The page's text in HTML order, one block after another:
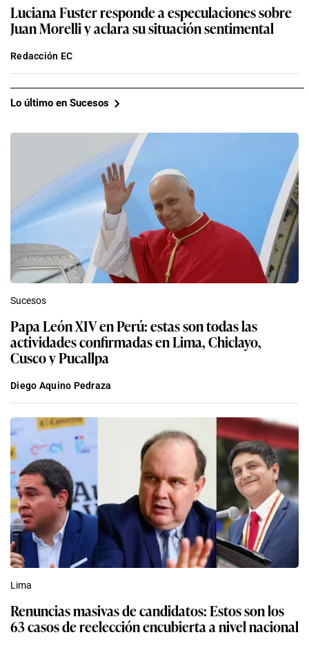
Luciana Fuster responde a especulaciones sobre
Juan Morelli y aclara su situación sentimental
Redacción EC
Lo último en Sucesos
Sucesos
Papa León XIV en Perú: estas son todas las
actividades confirmadas en Lima, Chiclayo,
Cusco y Pucallpa
Diego Aquino Pedraza
Lima
Renuncias masivas de candidatos: Estos son los
63 casos de reelección encubierta a nivel nacional